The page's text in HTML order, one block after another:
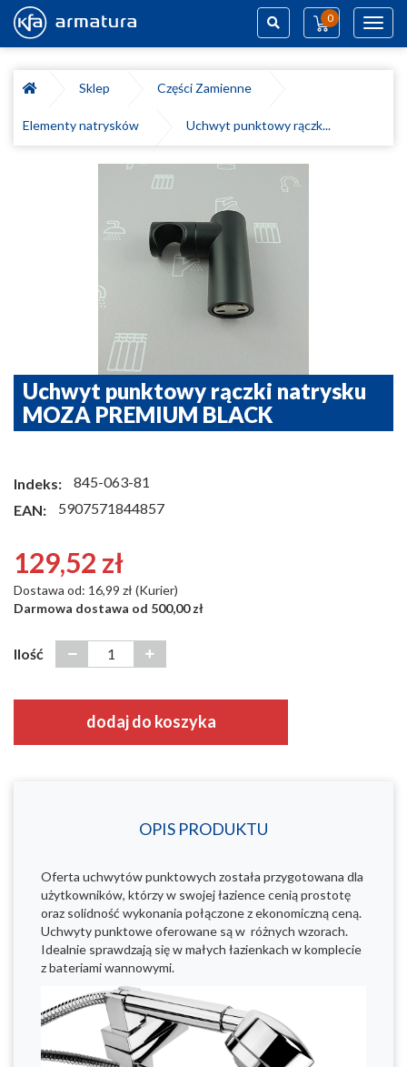
0
Sklep
Części Zamienne
Elementy natrysków Uchwyt punktowy rączk...
Uchwyt punktowy rączki natrysku
MOZA PREMIUM BLACK
Indeks:
845-063-81
EAN:
5907571844857
129,52 zł
Dostawa od: 16,99 zł (Kurier)
Darmowa dostawa od 500,00 zł
Ilość
dodaj do koszyka
OPIS PRODUKTU
Oferta uchwytów punktowych została przygotowana dla
użytkowników, którzy w swojej łazience cenią prostotę
oraz solidność wykonania połączone z ekonomiczną ceną.
Uchwyty punktowe oferowane są w różnych wzorach.
Idealnie sprawdzają się w małych łazienkach w komplecie
z bateriami wannowymi.